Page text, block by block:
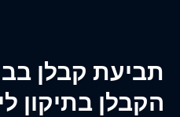
קבלן
בתיקון